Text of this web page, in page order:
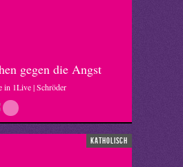
gegen die Angst
in 1Live | Schröder
katholisch